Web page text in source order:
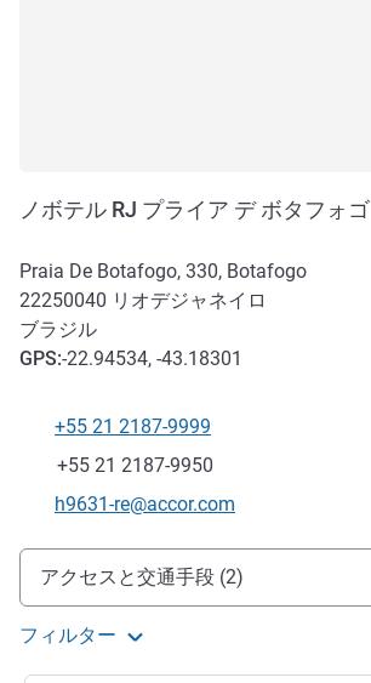
ノボテル RJ プライア デ ボタフォゴ
Praia De Botafogo, 330, Botafogo
22250040 リオデジャネイロ
ブラジル
GPS:-22.94534, -43.18301
電話番号
+55 21 2187-9999
ファックス
+55 21 2187-9950
Eメール
h9631-re@accor.com
アクセスと交通機関
アクセスと交通手段 (2)
フィルター